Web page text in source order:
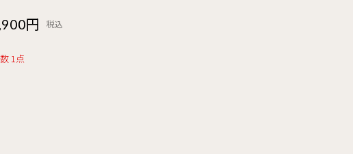
円 税込
1点